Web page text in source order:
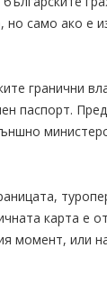
но само ако е
гранични
паспорт.
карта е
момент, или